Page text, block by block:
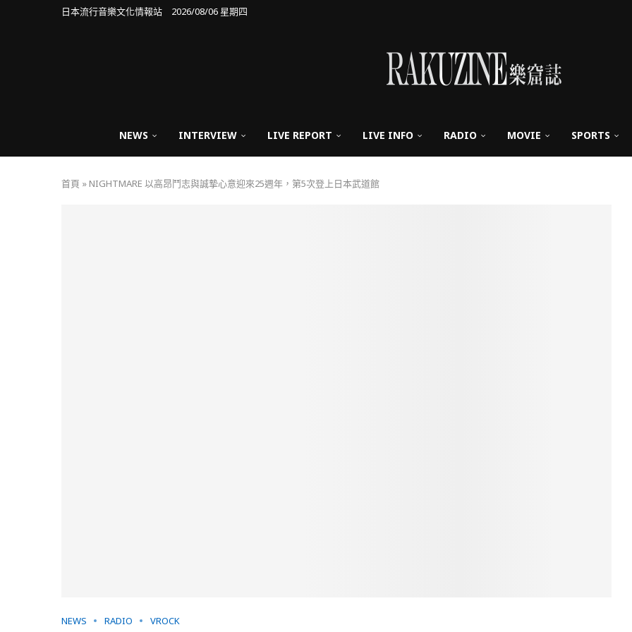
日本流行音樂文化情報站 2026/08/06 星期四
NEWS INTERVIEW LIVE REPORT LIVE INFO RADIO MOVIE SPORTS
首頁 » NIGHTMARE 以高昂鬥志與誠摯心意迎來25週年，第5次登上日本武道館
NEWS RADIO VROCK